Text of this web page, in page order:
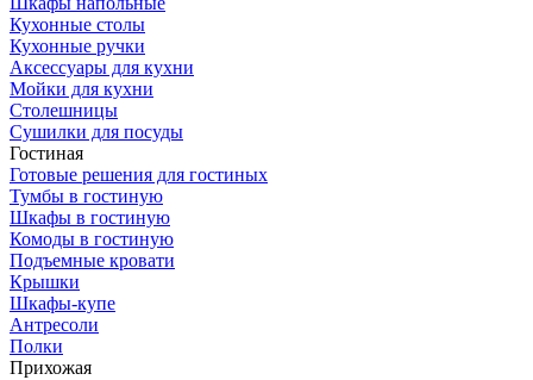
Кухонные столы
Кухонные ручки
Аксессуары для кухни
Мойки для кухни
Столешницы
Сушилки для посуды
Гостиная
Готовые решения для гостиных
Тумбы в гостиную
Шкафы в гостиную
Комоды в гостиную
Подъемные кровати
Крышки
Шкафы-купе
Антресоли
Полки
Прихожая